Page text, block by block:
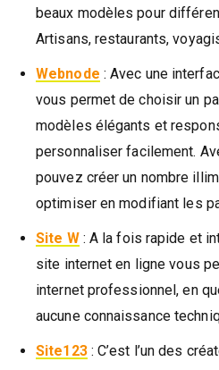
beaux modèles pour
Artisans, restaurants,
Webnode : Avec une
vous permet de choisir un
modèles élégants et
personnaliser facilement.
pouvez créer un nombre
optimiser en modifiant les
Site W: A la fois rapide et
site internet en ligne vous
internet professionnel, en
aucune connaissance
Site123: C’est l’un des